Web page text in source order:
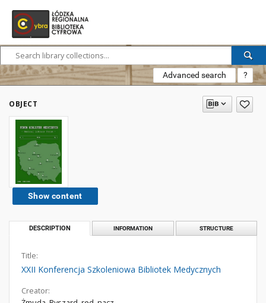
Advanced search ?
OBJECT
Show content
DESCRIPTION INFORMATION STRUCTURE
Title:
XXII Konferencja Szkoleniowa Bibliotek Medycznych
Creator: